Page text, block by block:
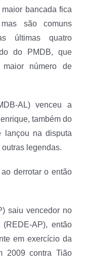
bancada fica
são comuns
últimas quatro
do PMDB, que
número de
AL) venceu a
também do
lançou na disputa
legendas.
derrotar o então
saiu vencedor no
AP), então
em exercício da
2009 contra Tião